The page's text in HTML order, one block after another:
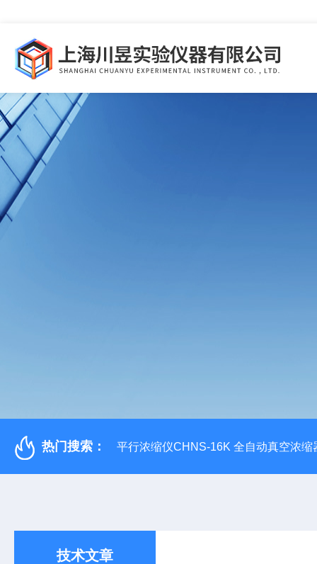
热门搜索： 平行浓缩仪CHNS-16K 全自动真空浓缩
技术文章